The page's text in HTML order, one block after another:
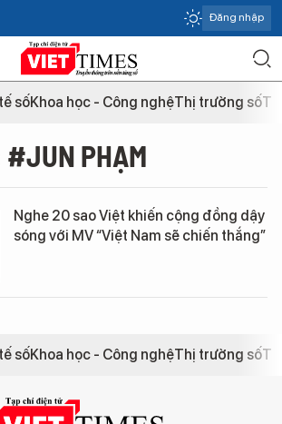
Đăng nhập
sốKhoa học - Công nghệThị trường số
#JUN PHẠM
Nghe 20 sao Việt khiến cộng đồng dậy
sóng với MV “Việt Nam sẽ chiến thắng”
sốKhoa học - Công nghệThị trường số